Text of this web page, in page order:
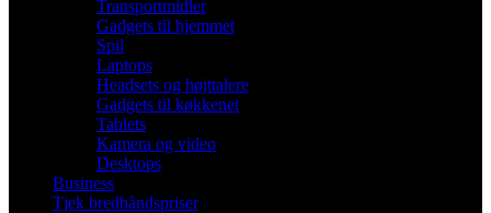
Transportmidler
Gadgets til hjemmet
Spil
Laptops
Headsets og højttalere
Gadgets til køkkenet
Tablets
Kamera og video
Desktops
Business
Tjek bredbåndspriser